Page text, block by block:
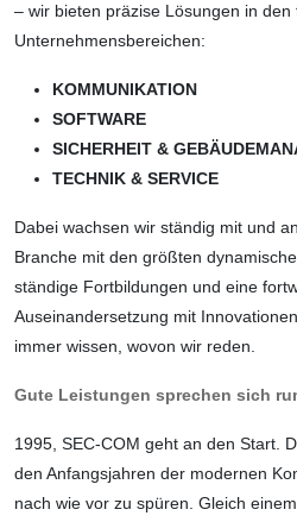
– wir bieten präzise Lösungen in den
Unternehmensbereichen:
KOMMUNIKATION
SOFTWARE
SICHERHEIT &
TECHNIK & SERVICE
Dabei wachsen wir ständig mit und
Branche mit den größten
ständige Fortbildungen und eine
Auseinandersetzung mit
immer wissen, wovon wir reden.
Gute Leistungen sprechen sich
1995, SEC-COM geht an den Start.
den Anfangsjahren der modernen
nach wie vor zu spüren. Gleich